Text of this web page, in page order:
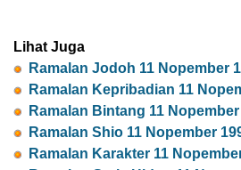
Lihat Juga
Ramalan Jodoh 11 Nopember
Ramalan Kepribadian 11
Ramalan Bintang 11
Ramalan Shio 11 Nopember
Ramalan Karakter 11